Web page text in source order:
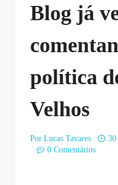
Blog já
política
Velhos
Por Lucas Tavares
30
0 Comentários